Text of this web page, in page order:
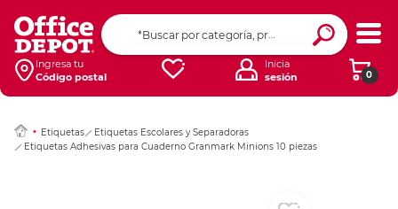
Ingresa tu
Código postal
0
Inicia
sesión
Etiquetas
Etiquetas Escolares y Separadoras
Etiquetas Adhesivas para Cuaderno Granmark Minions 10 piezas
Ingresar Codigo